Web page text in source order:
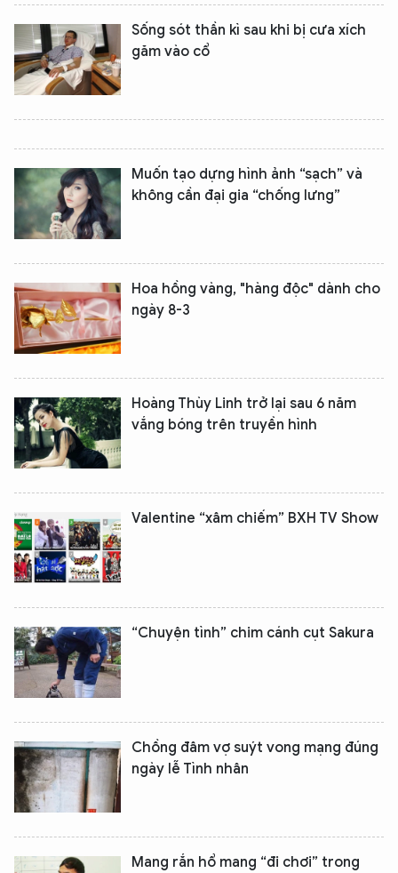
Sống sót thần kì sau khi bị cưa xích
găm vào cổ
Muốn tạo dựng hình ảnh “sạch” và
không cần đại gia “chống lưng”
Hoa hồng vàng, "hàng độc" dành cho
ngày 8-3
Hoàng Thùy Linh trở lại sau 6 năm
vắng bóng trên truyền hình
Valentine “xâm chiếm” BXH TV Show
“Chuyện tình” chim cánh cụt Sakura
Chồng đâm vợ suýt vong mạng đúng
ngày lễ Tình nhân
Mang rắn hổ mang “đi chơi” trong